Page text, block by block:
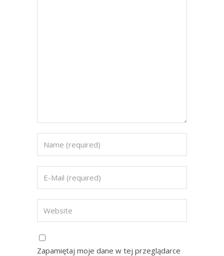
Zapamiętaj moje dane w tej przeglądarce